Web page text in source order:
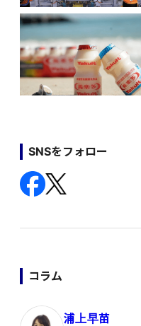
SNSをフォロー
コラム
浦上早苗